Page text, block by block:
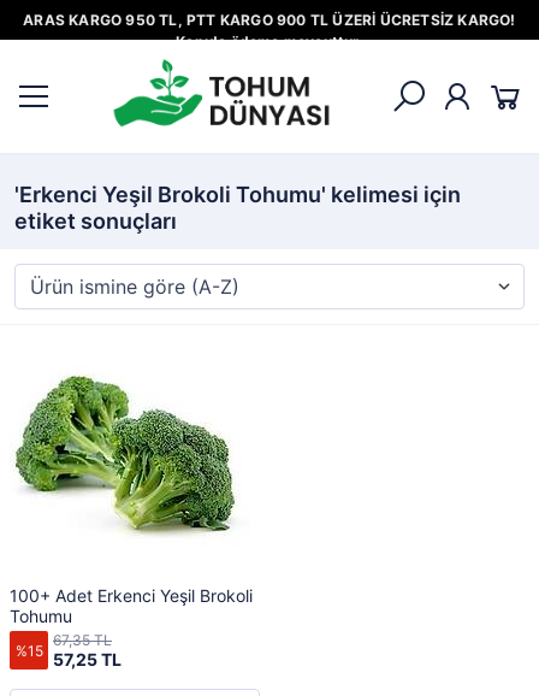
ARAS KARGO 950 TL, PTT KARGO 900 TL ÜZERİ ÜCRETSİZ KARGO!
Kapıda ödeme mevcuttur.
'Erkenci Yeşil Brokoli Tohumu' kelimesi için
etiket sonuçları
100+ Adet Erkenci Yeşil Brokoli
Tohumu
%15 57,25 TL
67,35 TL